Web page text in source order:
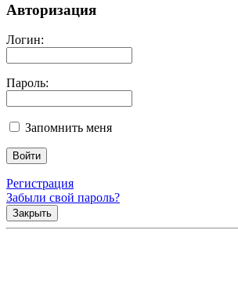
Авторизация
Логин:
Пароль:
Запомнить меня
Регистрация
Забыли свой пароль?
Закрыть